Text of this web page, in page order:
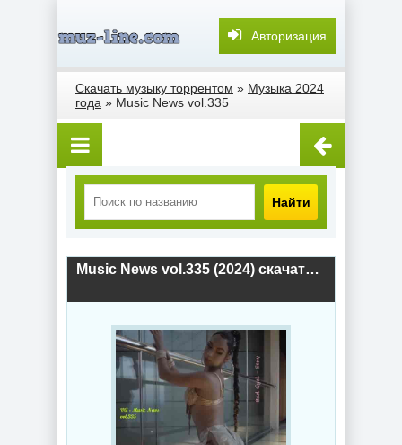
Авторизация
Скачать музыку торрентом » Музыка 2024
года » Music News vol.335
Найти
Music News vol.335 (2024) скачать торрент